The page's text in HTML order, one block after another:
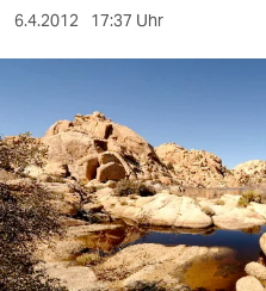
berlin
nord
wahrheit
6.4.2012 17:37 Uhr